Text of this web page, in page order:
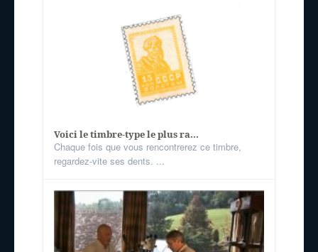
Voici le timbre-type le plus ra...
Chaque fois que vous rencontrerez ce timbre,
regardez-vite ses dents. ...